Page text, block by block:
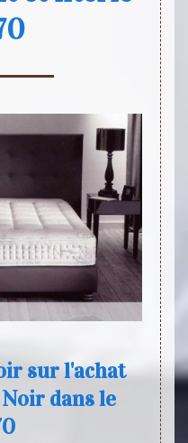
sur l'achat
dans le
Les